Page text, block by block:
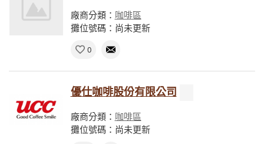
廠商分類： 咖啡區
攤位號碼：尚未更新
0
優仕咖啡股份有限公司
廠商分類： 咖啡區
攤位號碼：尚未更新